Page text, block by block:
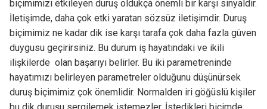
biçimimizi etkileyen duruş oldukça önemli bir karşı sinyaldir.
İletişimde, daha çok etki yaratan sözsüz iletişimdir. Duruş
biçimimiz ne kadar dik ise karşı tarafa çok daha fazla güven
duygusu geçirirsiniz. Bu durum iş hayatındaki ve ikili
ilişkilerde olan başarıyı belirler. Bu iki parametreninde
hayatımızı belirleyen parametreler olduğunu düşünürsek
duruş biçimimiz çok önemlidir. Normalden iri göğüslü kişiler